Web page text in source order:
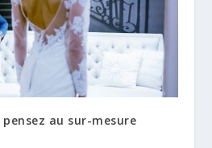
au sur-mesure